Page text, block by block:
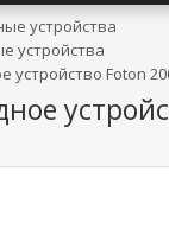
устройства
устройства
устройство Foton